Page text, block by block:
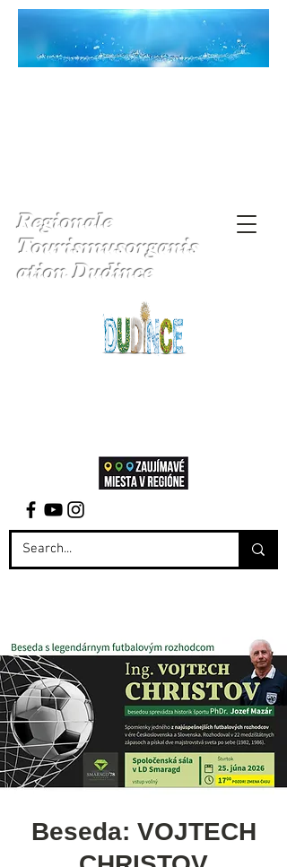
Regionale
Tourismusorganis
ation Dudince
Beseda: VOJTECH